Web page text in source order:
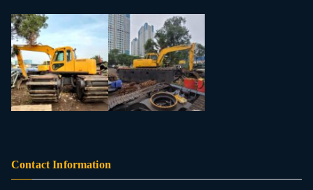
Contact Information